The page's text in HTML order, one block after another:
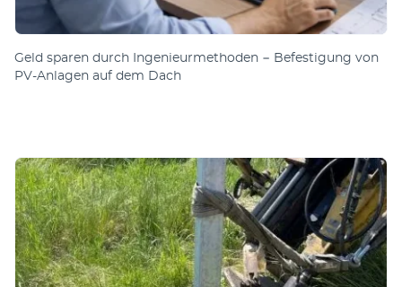
Geld sparen durch Ingenieurmethoden − Befestigung von
PV-Anlagen auf dem Dach